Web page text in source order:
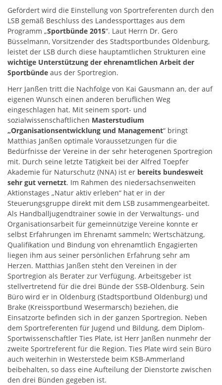
Gefördert wird die Einstellung von Sportreferenten durch den
LSB gemäß Beschluss des Landessporttages aus dem
Programm „Sport­bünde 2015“. Laut Herrn Dr. Gero
Büsselmann, Vorsitzender des Stadtsportbundes Olden­burg,
leistet der LSB durch diese hauptamtlichen Strukturen eine
wichtige Unterstützung der ehrenamtlichen Arbeit der
Sportbünde aus der Sportregion.
Herr Janßen tritt die Nachfolge von Kai Gausmann an, der auf
eigenen Wunsch einen anderen beruflichen Weg
eingeschlagen hat. Mit seinem sport- und
sozialwissenschaftlichen Masterstudium
„Organisationsentwicklung und Management“ bringt
Matthias Janßen optimale Voraus­setzun­gen für die
Bedürfnisse der Vereine in der sehr heterogenen Sportregion
mit. Durch seine letzte Tätigkeit bei der Alfred Toepfer
Akademie für Naturschutz (NNA) ist er bereits bundesweit
sehr gut vernetzt. Im Rahmen des niedersachsenweiten
Aktionsta­ges „Natur aktiv erleben“ hat er in der
Steuerungsgruppe direkt mit dem LSB zusam­mengearbeitet.
Als Handballjugendtrainer sowie in der Verwaltungs- und
Organisa­tionsarbeit für gemeinnützige Vereine konnte er
selbst Erfahrungen im Ehrenamt sammeln; Wertschät­zung,
Qualifikation und Bindung von ehrenamtlich Engagierten
liegen ihm aus seiner persönlichen Erfahrung sehr am
Herzen. Matthias Janßen steht den Vereinen in der
Sportregion als Berater zur Verfügung. Arbeitsgeber ist
stellvertretend für die drei Bünde der SSB-Oldenburg. Sein
Büro wird er in Oldenburg (Stadtsportbund Oldenburg) und
Brake (Kreissportbund Weser­marsch) beziehen, die
Einsatzorte be­finden sich in der ganzen Sportregion. Neben
dem Sportreferenten für Jugend und Bildung, dem Diplom-
Sportwissenschaftler Ties Plate, ist Herr Janßen nunmehr der
zweite Sportreferent für die Region. Ties Plate wird sein Büro
auch weiterhin in Westerstede beim KSB-Ammerland
beibehalten, so dass eine Aufteilung der Dienstorte zwischen
den drei Bünden gegeben ist.